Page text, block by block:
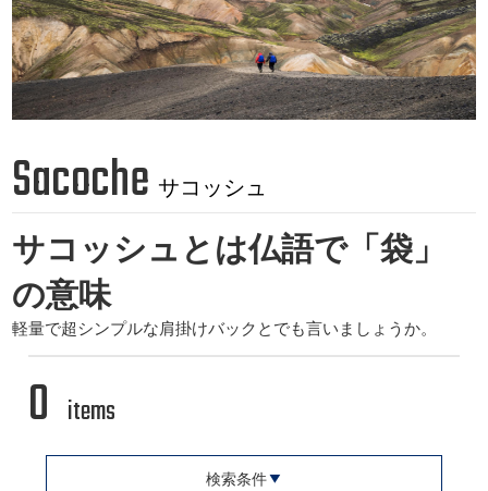
Sacoche サコッシュ
サコッシュとは仏語で「袋」
の意味
軽量で超シンプルな肩掛けバックとでも言いましょうか。
0 items
検索条件